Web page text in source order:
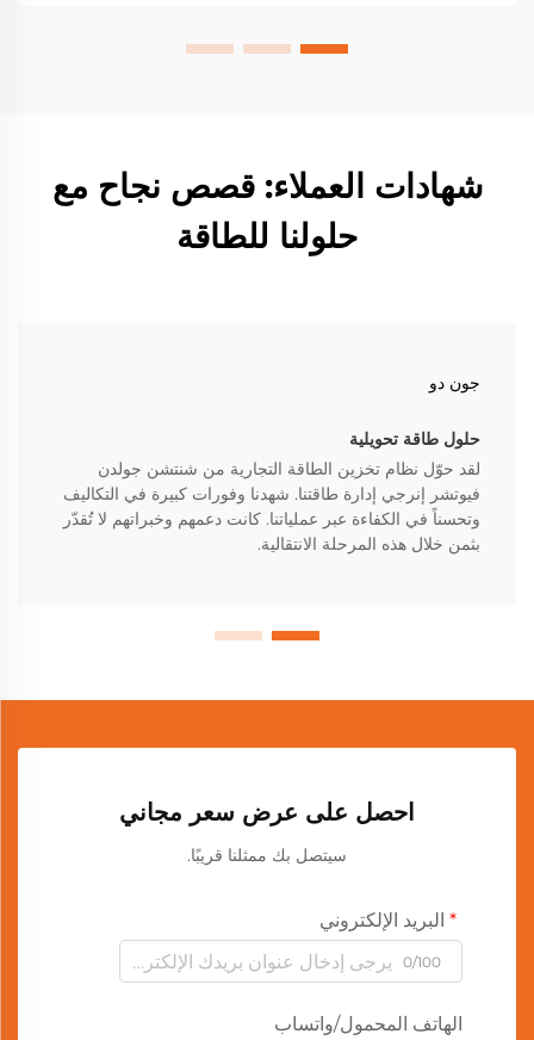
شهادات العملاء: قصص نجاح مع
حلولنا للطاقة
جون دو
حلول طاقة تحويلية
لقد حوّل نظام تخزين الطاقة التجارية من شنتشن جولدن
فيوتشر إنرجي إدارة طاقتنا. شهدنا وفورات كبيرة في التكاليف
وتحسناً في الكفاءة عبر عملياتنا. كانت دعمهم وخبراتهم لا تُقدّر
بثمن خلال هذه المرحلة الانتقالية.
احصل على عرض سعر مجاني
سيتصل بك ممثلنا قريبًا.
البريد الإلكتروني
0/100
الهاتف المحمول/واتساب